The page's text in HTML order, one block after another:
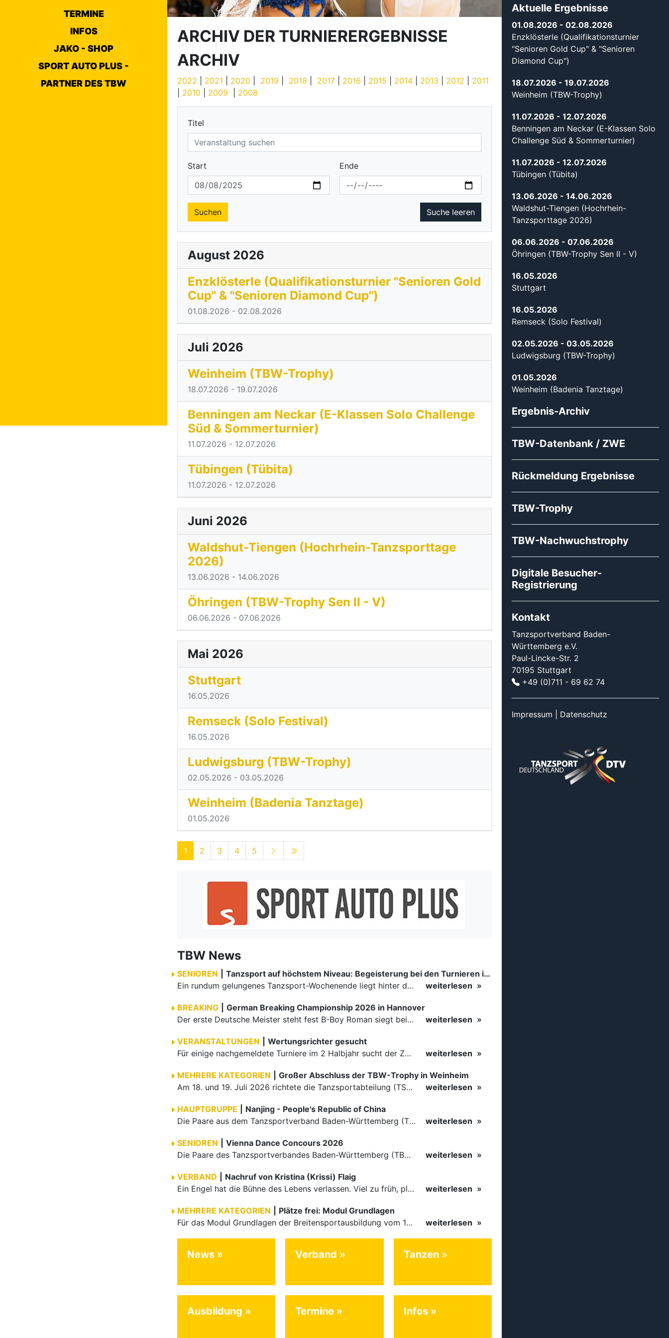
TERMINE
INFOS
JAKO - SHOP
SPORT AUTO PLUS -
PARTNER DES TBW
ARCHIV DER TURNIERERGEBNISSE
ARCHIV
2022 2021 2020 2019 2018 2017 2016 2015 2014 2013 2012
2011
2010 2009 2008
Titel
Start Ende
August 2026
Enzklösterle (Qualifikationsturnier "Senioren Gold
Cup" & "Senioren Diamond Cup")
01.08.2026 - 02.08.2026
Juli 2026
Weinheim (TBW-Trophy)
18.07.2026 - 19.07.2026
Benningen am Neckar (E-Klassen Solo Challenge
Süd & Sommerturnier)
11.07.2026 - 12.07.2026
Tübingen (Tübita)
11.07.2026 - 12.07.2026
Juni 2026
Waldshut-Tiengen (Hochrhein-Tanzsporttage
2026)
13.06.2026 - 14.06.2026
Öhringen (TBW-Trophy Sen II - V)
06.06.2026 - 07.06.2026
Mai 2026
Stuttgart
16.05.2026
Remseck (Solo Festival)
16.05.2026
Ludwigsburg (TBW-Trophy)
02.05.2026 - 03.05.2026
Weinheim (Badenia Tanztage)
01.05.2026
1 2 3 4 5
TBW News
SENIOREN
Tanzsport auf höchstem Niveau: Begeisterung bei den Turnieren in…
Ein rundum gelungenes Tanzsport-Wochenende liegt hinter den Paaren und Organisatoren in Enzklösterle. Am 1. und 2. August 2026 verwandelte sich die Festhalle wieder in einen lebendigen Mittelpunkt des…
weiterlesen
BREAKING
German Breaking Championship 2026 in Hannover
Der erste Deutsche Meister steht fest B-Boy Roman siegt bei den Juniors
weiterlesen
VERANSTALTUNGEN
Wertungsrichter gesucht
Für einige nachgemeldete Turniere im 2 Halbjahr sucht der ZWE noch Wertungsrichter.
weiterlesen
MEHRERE KATEGORIEN
Großer Abschluss der TBW-Trophy in Weinheim
Am 18. und 19. Juli 2026 richtete die Tanzsportabteilung (TSA) der TSG 1862 Weinheim das Abschlussturnier der diesjährigen TBW-Trophy-Serie aus. Zum traditionellen Saisonfinale kamen rund 400 Starts über…
weiterlesen
HAUPTGRUPPE
Nanjing - People's Republic of China
Die Paare aus dem Tanzsportverband Baden-Württemberg (TBW) haben beim hochklassig besetzten WDSF GrandSlam im chinesischen Nanjing wieder einmal auf internationalem Top-Niveau geglänzt. Das…
weiterlesen
SENIOREN
Vienna Dance Concours 2026
Die Paare des Tanzsportverbandes Baden-Württemberg (TBW) glänzten auf dem internationalen Parkett des Vienna Dance Concourse 2026 im Wiener Rathaus mit hervorragenden Platzierungen Ergebnisse unter: …
weiterlesen
VERBAND
Nachruf von Kristina (Krissi) Flaig
Ein Engel hat die Bühne des Lebens verlassen. Viel zu früh, plötzlich und für uns alle unfassbar, wurde unsere geliebte Kristina (Krissi) Flaig im Alter von 36 Jahren aus dem Leben gerissen. Das Tanzen…
weiterlesen
MEHRERE KATEGORIEN
Plätze frei: Modul Grundlagen
Für das Modul Grundlagen der Breitensportausbildung vom 10. bis 13. September an der Landessportschule Albstadt sind noch Plätze frei. Das Modul kann auch für den Lizenzerhalt (30 LE fachlich) genutzt…
weiterlesen
News Verband Tanzen
Ausbildung Termine Infos
Aktuelle Ergebnisse
01.08.2026 - 02.08.2026
Enzklösterle (Qualifikationsturnier
"Senioren Gold Cup" & "Senioren
Diamond Cup")
18.07.2026 - 19.07.2026
Weinheim (TBW-Trophy)
11.07.2026 - 12.07.2026
Benningen am Neckar (E-Klassen Solo
Challenge Süd & Sommerturnier)
11.07.2026 - 12.07.2026
Tübingen (Tübita)
13.06.2026 - 14.06.2026
Waldshut-Tiengen (Hochrhein-
Tanzsporttage 2026)
06.06.2026 - 07.06.2026
Öhringen (TBW-Trophy Sen II - V)
16.05.2026
Stuttgart
16.05.2026
Remseck (Solo Festival)
02.05.2026 - 03.05.2026
Ludwigsburg (TBW-Trophy)
01.05.2026
Weinheim (Badenia Tanztage)
Ergebnis-Archiv
TBW-Datenbank / ZWE
Rückmeldung Ergebnisse
TBW-Trophy
TBW-Nachwuchstrophy
Digitale Besucher-
Registrierung
Kontakt
Tanzsportverband Baden-
Württemberg e.V.
Paul-Lincke-Str. 2
70195 Stuttgart
+49 (0)711 - 69 62 74
Impressum Datenschutz